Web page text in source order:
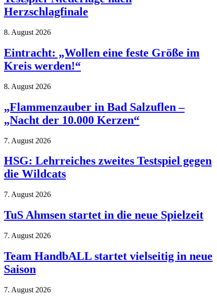
Herzschlagfinale
8. August 2026
Eintracht: „Wollen eine feste Größe im
Kreis werden!“
8. August 2026
„Flammenzauber in Bad Salzuflen –
„Nacht der 10.000 Kerzen“
7. August 2026
HSG: Lehrreiches zweites Testspiel gegen
die Wildcats
7. August 2026
TuS Ahmsen startet in die neue Spielzeit
7. August 2026
Team HandbALL startet vielseitig in neue
Saison
7. August 2026